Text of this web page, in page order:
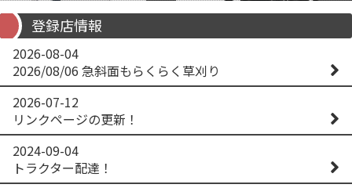
登録店情報
2026-08-04
2026/08/06 急斜面もらくらく草刈り
2026-07-12
リンクページの更新！
2024-09-04
トラクター配達！